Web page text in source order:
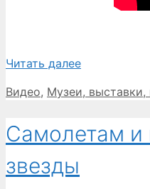
Читать далее
Рубрики
Видео, Музеи, выставки,
Самолетам и
звезды